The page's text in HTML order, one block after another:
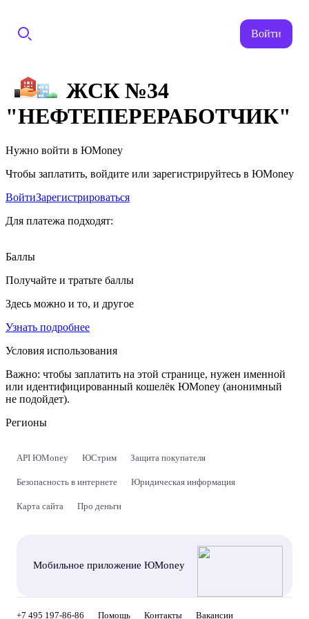
Войти
ЖСК №34
"НЕФТЕПЕРЕРАБОТЧИК"
Нужно войти в ЮMoney
Чтобы заплатить, войдите или зарегистрируйтесь в ЮMoney
ВойтиЗарегистрироваться
Для платежа подходят:
Баллы
Получайте и тратьте баллы
Здесь можно и то, и другое
Узнать подробнее
Условия использования
Важно: чтобы заплатить на этой странице, нужен именной
или идентифицированный кошелёк ЮMoney (анонимный
не подойдет).
Регионы
API ЮMoney ЮСтрим Защита покупателя
Безопасность в интернете Юридическая информация
Карта сайта Про деньги
Мобильное приложение ЮMoney
+7 495 197-86-86 Помощь Контакты Вакансии